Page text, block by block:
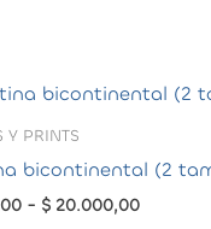
Y PRINTS
bicontinental (2
- $ 20.000,00Rango